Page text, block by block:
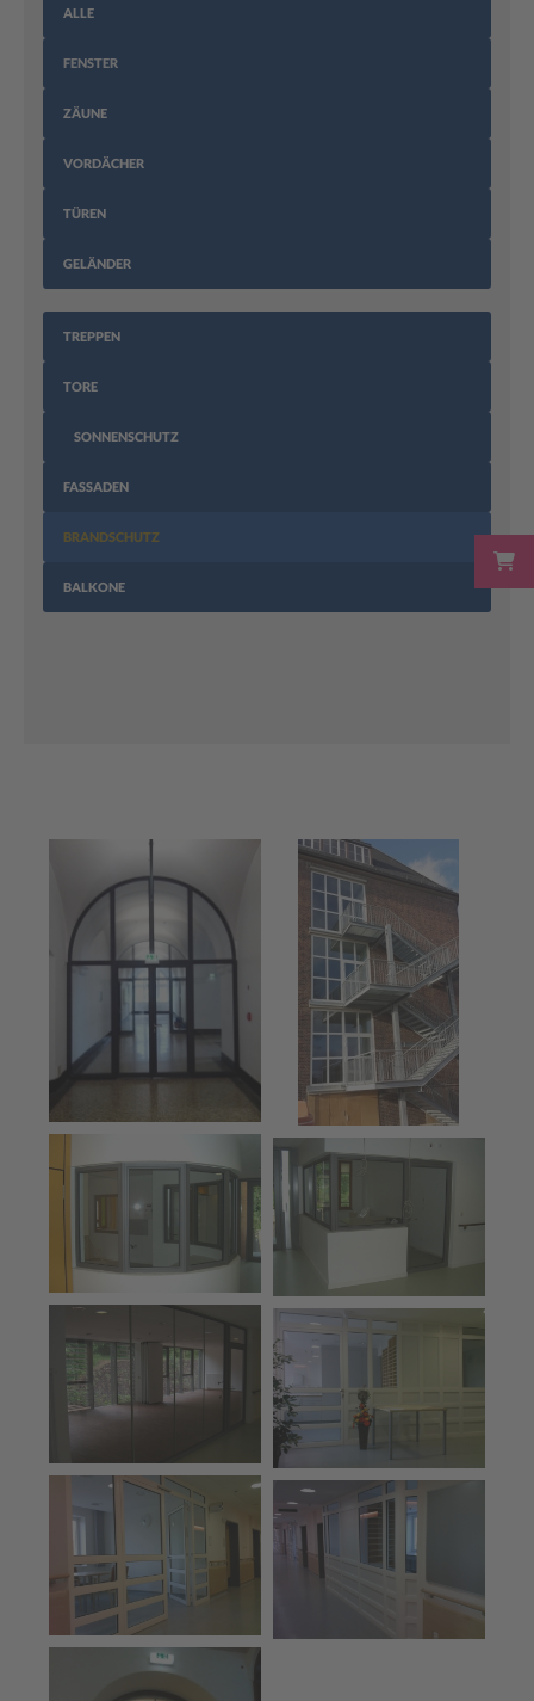
ALLE
FENSTER
ZÄUNE
VORDÄCHER
TÜREN
GELÄNDER
TREPPEN
TORE
SONNENSCHUTZ
FASSADEN
BRANDSCHUTZ
BALKONE